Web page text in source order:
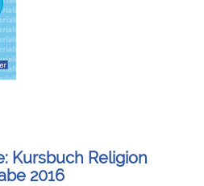
Kursbuch Religion
2016